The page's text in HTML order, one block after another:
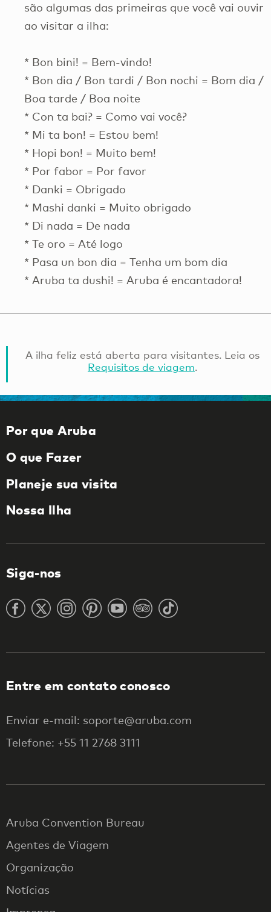
são algumas das primeiras que você vai ouvir
ao visitar a ilha:
* Bon bini! = Bem-vindo!
* Bon dia / Bon tardi / Bon nochi = Bom dia /
Boa tarde / Boa noite
* Con ta bai? = Como vai você?
* Mi ta bon! = Estou bem!
* Hopi bon! = Muito bem!
* Por fabor = Por favor
* Danki = Obrigado
* Mashi danki = Muito obrigado
* Di nada = De nada
* Te oro = Até logo
* Pasa un bon dia = Tenha um bom dia
* Aruba ta dushi! = Aruba é encantadora!
A ilha feliz está aberta para visitantes. Leia os
Requisitos de viagem.
Por que Aruba
O que Fazer
Planeje sua visita
Nossa Ilha
Siga-nos
Entre em contato conosco
Enviar e-mail: soporte@aruba.com
Telefone: +55 11 2768 3111
Aruba Convention Bureau
Agentes de Viagem
Organização
Notícias